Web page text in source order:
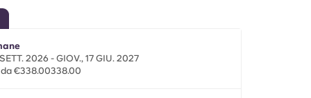
Contattaci
2026 - GIOV., 17 GIU. 2027
€338.00338.00